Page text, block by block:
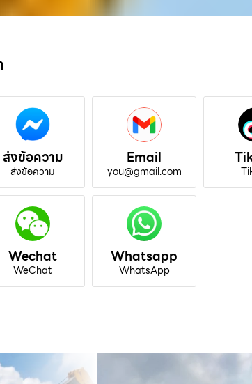
ส่งข้อความ
ส่งข้อความ
Email
you@gmail.com
Wechat
WeChat
Whatsapp
WhatsApp